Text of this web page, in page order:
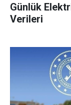
Günlük
Verileri